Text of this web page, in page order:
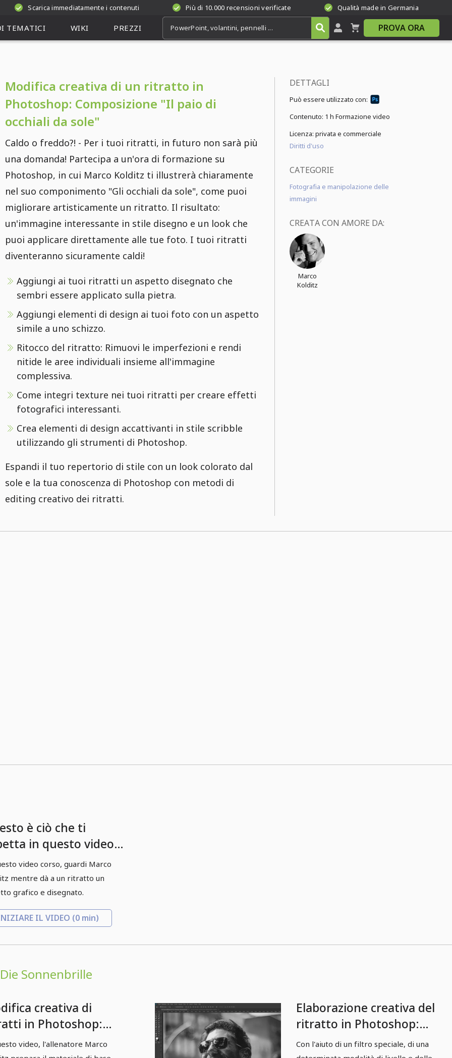
Scarica immediatamente i contenuti Più di 10.000 recensioni verificate Qualità made in Germania
TEMATICI WIKI PREZZI PROVA ORA
Modifica creativa di un ritratto in
Photoshop: Composizione "Il paio di
occhiali da sole"
Caldo o freddo?! - Per i tuoi ritratti, in futuro non sarà più
una domanda! Partecipa a un'ora di formazione su
Photoshop, in cui Marco Kolditz ti illustrerà chiaramente
nel suo componimento "Gli occhiali da sole", come puoi
migliorare artisticamente un ritratto. Il risultato:
un'immagine interessante in stile disegno e un look che
puoi applicare direttamente alle tue foto. I tuoi ritratti
diventeranno sicuramente caldi!
Aggiungi ai tuoi ritratti un aspetto disegnato che
sembri essere applicato sulla pietra.
Aggiungi elementi di design ai tuoi foto con un aspetto
simile a uno schizzo.
Ritocco del ritratto: Rimuovi le imperfezioni e rendi
nitide le aree individuali insieme all'immagine
complessiva.
Come integri texture nei tuoi ritratti per creare effetti
fotografici interessanti.
Crea elementi di design accattivanti in stile scribble
utilizzando gli strumenti di Photoshop.
Espandi il tuo repertorio di stile con un look colorato dal
sole e la tua conoscenza di Photoshop con metodi di
editing creativo dei ritratti.
DETTAGLI
Può essere utilizzato con:
Contenuto: 1 h Formazione video
Licenza: privata e commerciale
Diritti d'uso
CATEGORIE
Fotografia e manipolazione delle
immagini
CREATA CON AMORE DA:
Marco
Kolditz
è ciò che ti
in questo video
video corso, guardi Marco
mentre dà a un ritratto un
grafico e disegnato.
IL VIDEO (0 min)
Sonnenbrille
creativa di
in Photoshop:
"Gli
video, l'allenatore Marco
Elaborazione creativa del
ritratto in Photoshop:
Composizione "Il paio di
Con l'aiuto di un filtro speciale, di una